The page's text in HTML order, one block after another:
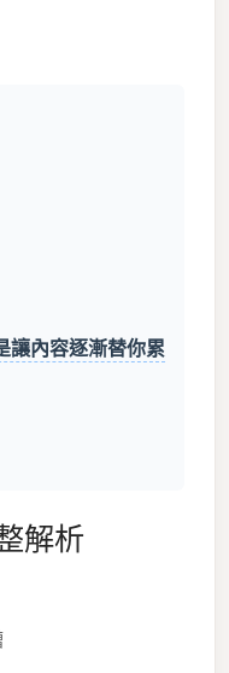
讓內容逐漸替你累
解析